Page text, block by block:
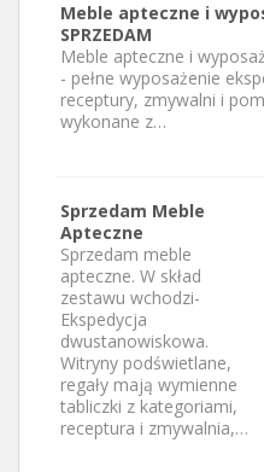
Meble apteczne i
SPRZEDAM
Meble apteczne i
- pełne wyposażenie
receptury, zmywalni i
wykonane z…
Sprzedam Meble
Apteczne
Sprzedam meble
apteczne. W skład
zestawu wchodzi-
Ekspedycja
dwustanowiskowa.
Witryny podświetlane,
regały mają wymienne
tabliczki z kategoriami,
receptura i zmywalnia,…